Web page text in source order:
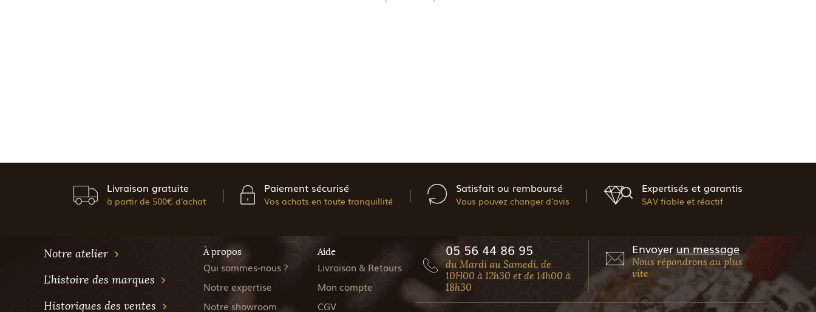
Livraison gratuite
à partir de 500€ d'achat
Paiement sécurisé
Vos achats en toute tranquillité
Satisfait ou remboursé
Vous pouvez changer d'avis
Expertisés et garantis
SAV fiable et réactif
Notre atelier
L'histoire des marques
Historiques des ventes
À propos
Qui sommes-nous ?
Notre expertise
Notre showroom
Aide
Livraison & Retours
Mon compte
CGV
05 56 44 86 95
du Mardi au Samedi, de
10H00 à 12h30 et de 14h00 à
18h30
Envoyer un message
Nous répondrons au plus
vite